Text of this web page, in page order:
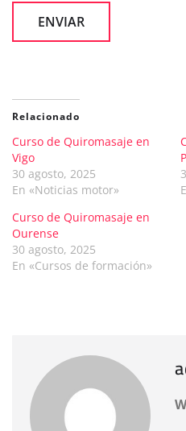
Relacionado
Curso de Quiromasaje en
Vigo
30 agosto, 2025
En «Noticias motor»
Curso de Quiromasaje en
Ourense
30 agosto, 2025
En «Cursos de formación»